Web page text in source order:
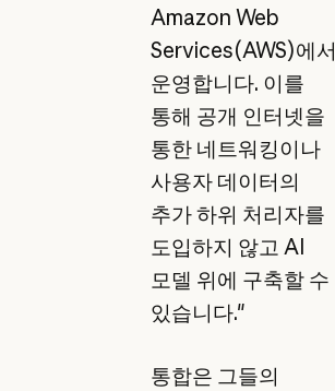
Amazon Web
Services(AWS)에서
운영합니다. 이를
통해 공개 인터넷을
통한 네트워킹이나
사용자 데이터의
추가 하위 처리자를
도입하지 않고 AI
모델 위에 구축할 수
있습니다."
통합은 그들의